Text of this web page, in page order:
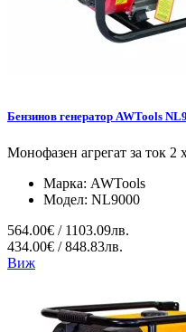
Бензинов генератор AWTools
Монофазен агрегат за ток
Марка: AWTools
Модел: NL9000
564.00€ / 1103.09лв.
434.00€ / 848.83лв.
Виж